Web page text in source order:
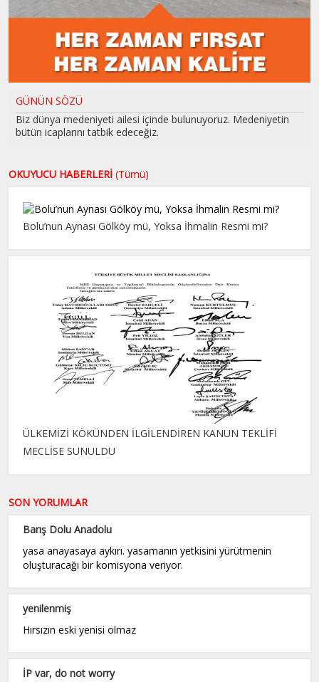
GÜNÜN SÖZÜ
Biz dünya medeniyeti ailesi içinde bulunuyoruz. Medeniyetin
bütün icaplarını tatbik edeceğiz.
OKUYUCU HABERLERİ (Tümü)
Bolu’nun Aynası Gölköy mü, Yoksa İhmalin Resmi mi?
ÜLKEMİZİ KÖKÜNDEN İLGİLENDİREN KANUN TEKLİFİ
MECLİSE SUNULDU
SON YORUMLAR
Barış Dolu Anadolu
yasa anayasaya aykırı. yasamanın yetkisini yürütmenin
oluşturacağı bir komisyona veriyor.
yenilenmiş
Hırsızın eski yenisi olmaz
İP var, do not worry